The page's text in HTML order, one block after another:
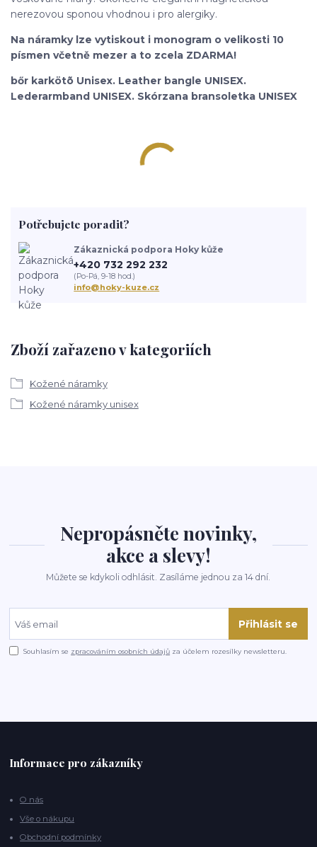
nerezovou sponou vhodnou i pro alergiky.
Na náramky lze vytiskout i monogram o velikosti 10
písmen včetně mezer a to zcela ZDARMA!
bőr karkötõ Unisex. Leather bangle UNISEX.
Lederarmband UNISEX. Skórzana bransoletka UNISEX
Zboží zařazeno v kategoriích
Kožené náramky
Kožené náramky unisex
Potřebujete poradit?
Zákaznická podpora Hoky kůže
+420 732 292 232
(Po-Pá, 9-18 hod.)
info@hoky-kuze.cz
Nepropásněte novinky,
akce a slevy!
Můžete se kdykoli odhlásit. Zasíláme jednou za 14 dní.
Přihlásit se
Souhlasím se zpracováním osobních údajů za účelem rozesílky newsletteru.
Informace pro zákazníky
O nás
Vše o nákupu
Obchodní podmínky